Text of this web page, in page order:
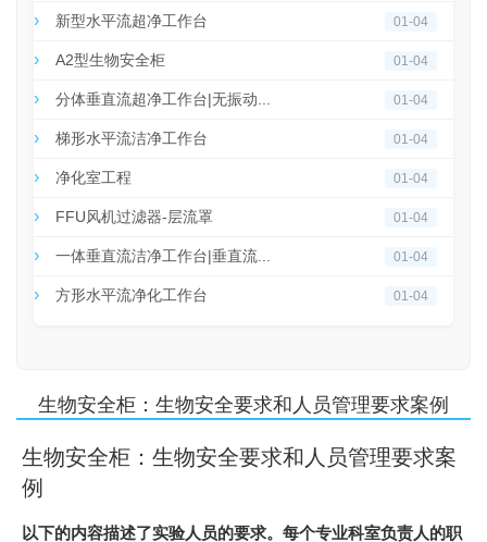
新型水平流超净工作台 01-04
A2型生物安全柜 01-04
分体垂直流超净工作台|无振动... 01-04
梯形水平流洁净工作台 01-04
净化室工程 01-04
FFU风机过滤器-层流罩 01-04
一体垂直流洁净工作台|垂直流... 01-04
方形水平流净化工作台 01-04
生物安全柜：生物安全要求和人员管理要求案例
生物安全柜：生物安全要求和人员管理要求案
例
以下的内容描述了实验人员的要求。每个专业科室负责人的职